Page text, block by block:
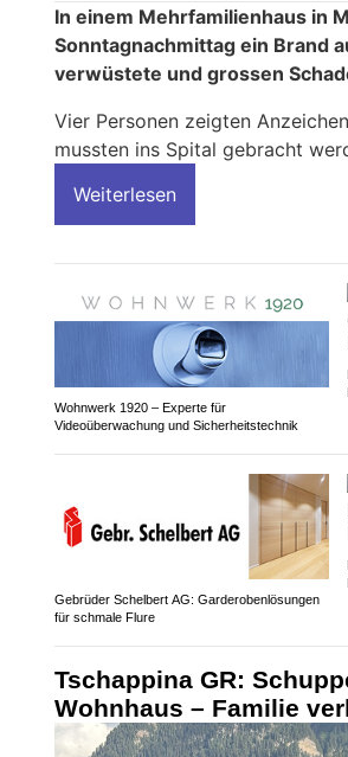
In einem Mehrfamilienhaus in
Sonntagnachmittag ein Brand
verwüstete und grossen
Vier Personen zeigten
mussten ins Spital gebracht
Weiterlesen
Wohnwerk 1920 – Experte für
Videoüberwachung und Sicherheitstechnik
Gebrüder Schelbert AG: Garderobenlösungen
für schmale Flure
Tschappina GR:
Wohnhaus – Familie